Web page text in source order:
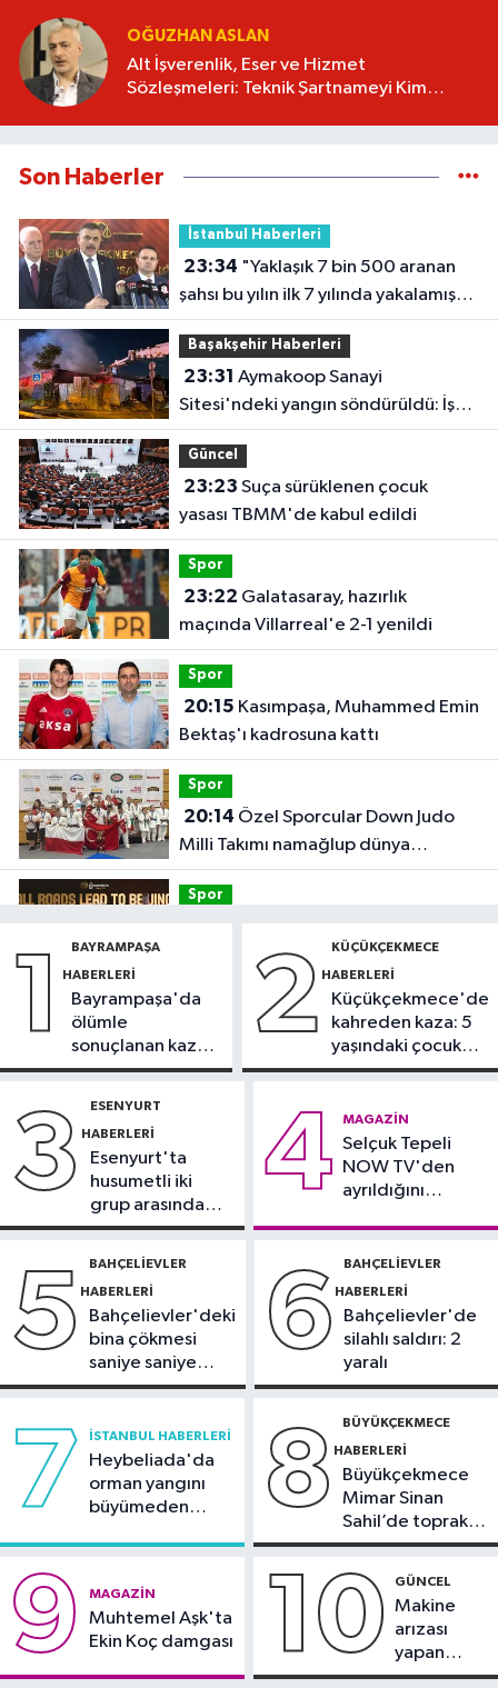
OĞUZHAN ASLAN
Alt İşverenlik, Eser ve Hizmet
Sözleşmeleri: Teknik Şartnameyi Kim
Son Haberler
İstanbul Haberleri
23:34
şahsı bu yılın ilk 7 yılında yakalamış
durumdayız"
Başakşehir Haberleri
23:31
Sitesi'ndeki yangın söndürüldü: İş
yeri kullanılamaz hale geldi
Güncel
23:23
yasası TBMM'de kabul edildi
Spor
23:22
maçında Villarreal'e 2-1 yenildi
Spor
20:15
Bektaş'ı kadrosuna kattı
Spor
20:14
Milli Takımı namağlup dünya
şampiyonu
Spor
2026’da yer alacak takımlar belli
Fatih Haberleri
çeşmeleri birer birer ayağa
Avrupa Şampiyonası'na Riva'da
hazırlanıyor
sırasında 2 bina tahliye edildi
1 BAYRAMPAŞA
HABERLERI
Bayrampaşa'da
ölümle
sonuçlanan kaza:
Sürücü
2 KÜÇÜKÇEKMECE
HABERLERI
Küçükçekmece'de
kahreden kaza: 5
yaşındaki çocuk
yoğun bakımda
3 ESENYURT
HABERLERI
Esenyurt'ta
husumetli iki
grup arasında
silahlı kavga
4 MAGAZIN
Selçuk Tepeli
NOW TV'den
ayrıldığını
5 BAHÇELIEVLER
HABERLERI
Bahçelievler'deki
bina çökmesi
saniye saniye
görüntülendi
6 BAHÇELIEVLER
HABERLERI
Bahçelievler'de
silahlı saldırı: 2
yaralı
7 İSTANBUL HABERLERI
Heybeliada'da
orman yangını
büyümeden
8 BÜYÜKÇEKMECE
HABERLERI
Büyükçekmece
Mimar Sinan
Sahil’de toprak
kayması
9 MAGAZIN
Muhtemel Aşk'ta
Ekin Koç damgası
10 GÜNCEL
Makine
arızası
yapan
tanker,